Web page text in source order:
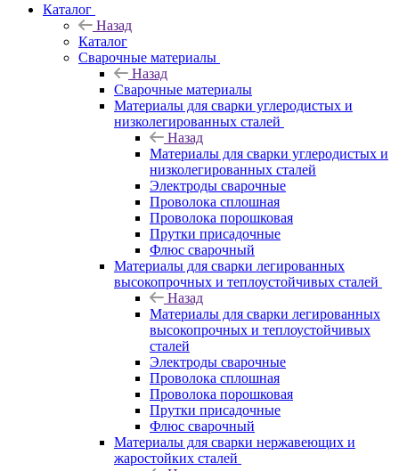
Каталог
Назад
Каталог
Сварочные материалы
Назад
Сварочные материалы
Материалы для сварки углеродистых и
низколегированных сталей
Назад
Материалы для сварки углеродистых и
низколегированных сталей
Электроды сварочные
Проволока сплошная
Проволока порошковая
Прутки присадочные
Флюс сварочный
Материалы для сварки легированных
высокопрочных и теплоустойчивых сталей
Назад
Материалы для сварки легированных
высокопрочных и теплоустойчивых
сталей
Электроды сварочные
Проволока сплошная
Проволока порошковая
Прутки присадочные
Флюс сварочный
Материалы для сварки нержавеющих и
жаростойких сталей